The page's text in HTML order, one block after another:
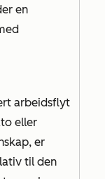
en
arbeidsflyt
eller
er
til den